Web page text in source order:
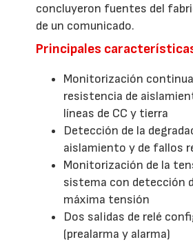
concluyeron fuentes del
de un comunicado.
Principales
Monitorización
resistencia de
líneas de CC y tierra
Detección de la
aislamiento y de fallos
Monitorización de la
sistema con detección
máxima tensión
Dos salidas de relé
(prealarma y alarma)